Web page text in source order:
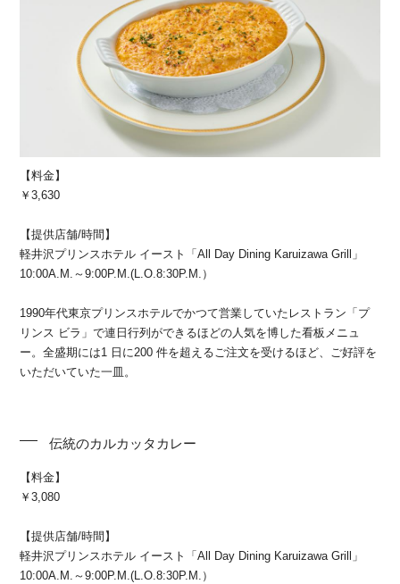
【料金】
￥3,630
【提供店舗/時間】
軽井沢プリンスホテル イースト「All Day Dining Karuizawa Grill」
10:00A.M.～9:00P.M.(L.O.8:30P.M.）
1990年代東京プリンスホテルでかつて営業していたレストラン「プ
リンス ビラ」で連日行列ができるほどの人気を博した看板メニュ
ー。全盛期には1 日に200 件を超えるご注文を受けるほど、ご好評を
いただいていた一皿。
伝統のカルカッタカレー
【料金】
￥3,080
【提供店舗/時間】
軽井沢プリンスホテル イースト「All Day Dining Karuizawa Grill」
10:00A.M.～9:00P.M.(L.O.8:30P.M.）